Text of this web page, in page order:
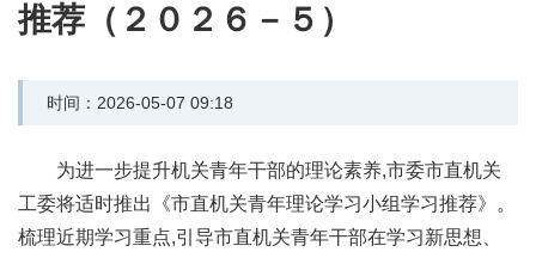
推荐（２０２６－５）
时间：2026-05-07 09:18
为进一步提升机关青年干部的理论素养,市委市直机关
工委将适时推出《市直机关青年理论学习小组学习推荐》。
梳理近期学习重点,引导市直机关青年干部在学习新思想、